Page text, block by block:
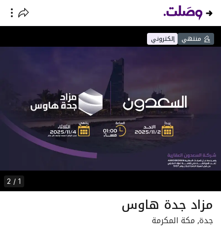
منتهي إلكتروني
1 / 2
مزاد جدة هاوس
جدة, مكة المكرمة